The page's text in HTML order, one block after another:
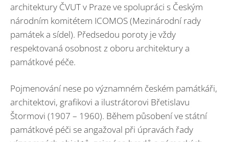
architektury ČVUT v Praze ve spolupráci s Českým
národním komitétem ICOMOS (Mezinárodní rady
památek a sídel). Předsedou poroty je vždy
respektovaná osobnost z oboru architektury a
památkové péče.
Pojmenování nese po významném českém památkáři,
architektovi, grafikovi a ilustrátorovi Břetislavu
Štormovi (1907 – 1960). Během působení ve státní
památkové péči se angažoval při úpravách řady